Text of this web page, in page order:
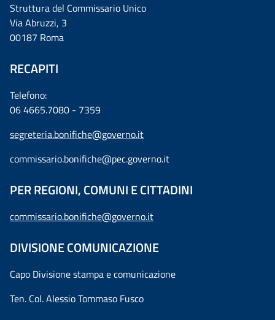
Struttura del Commissario Unico
Via Abruzzi, 3
00187 Roma
RECAPITI
Telefono:
06 4665.7080 - 7359
segreteria.bonifiche@governo.it
commissario.bonifiche@pec.governo.it
PER REGIONI, COMUNI E CITTADINI
commissario.bonifiche@governo.it
DIVISIONE COMUNICAZIONE
Capo Divisione stampa e comunicazione
Ten. Col. Alessio Tommaso Fusco